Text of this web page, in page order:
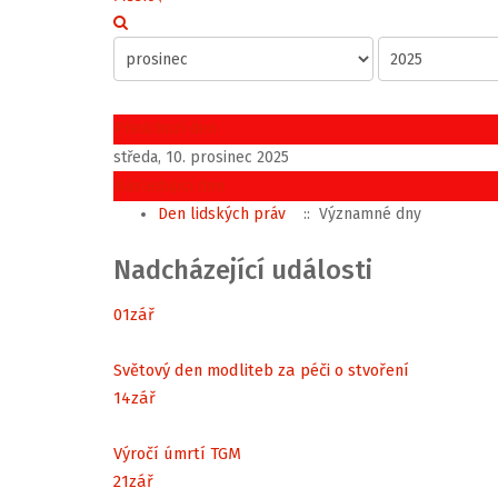
Předchozí den
středa, 10. prosinec 2025
Následující den
Den lidských práv
:: Významné dny
Nadcházející události
01zář
Světový den modliteb za péči o stvoření
14zář
Výročí úmrtí TGM
21zář